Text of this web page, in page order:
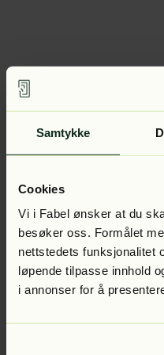
Samtykke
Cookies
Vi i Fabel ønsker at du
besøker oss. Formålet
nettstedets funksjonalitet
løpende tilpasse innhold
i annonser for å